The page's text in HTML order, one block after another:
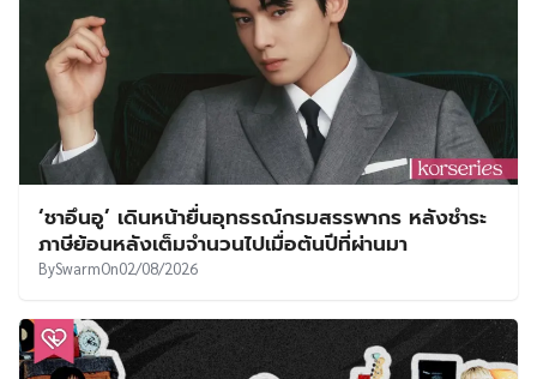
‘ชาอึนอู’ เดินหน้ายื่นอุทธรณ์กรมสรรพากร หลังชำระ
ภาษีย้อนหลังเต็มจำนวนไปเมื่อต้นปีที่ผ่านมา
BySwarmOn02/08/2026